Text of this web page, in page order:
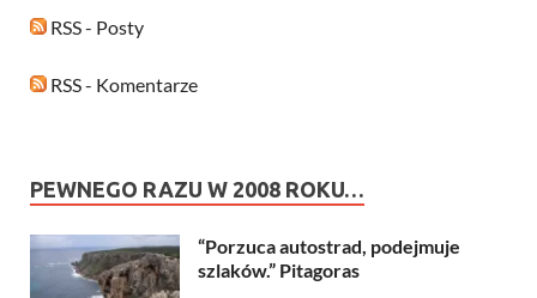
RSS - Posty
RSS - Komentarze
PEWNEGO RAZU W 2008 ROKU…
“Porzuca autostrad, podejmuje
szlaków.” Pitagoras